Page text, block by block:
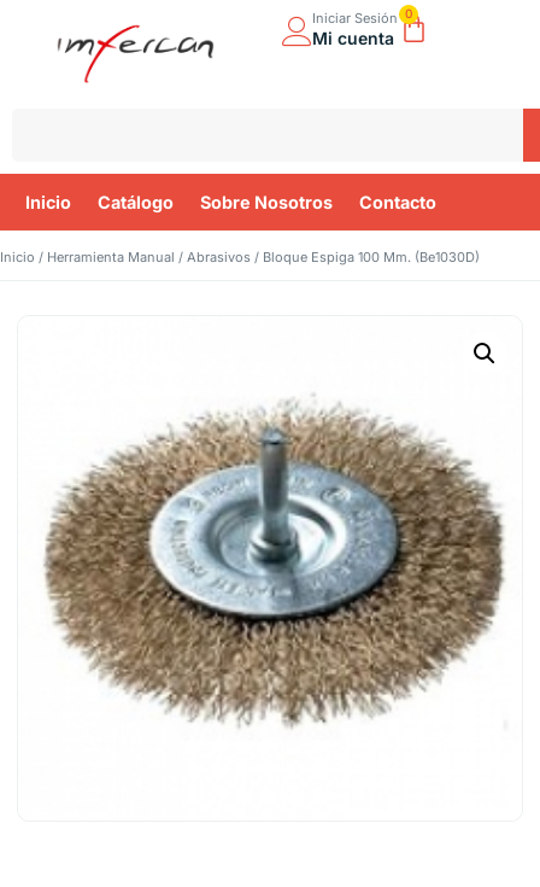
Iniciar Sesión
Mi cuenta
0
Inicio Catálogo Sobre Nosotros Contacto
Inicio / Herramienta Manual / Abrasivos / Bloque Espiga 100 Mm. (Be1030D)